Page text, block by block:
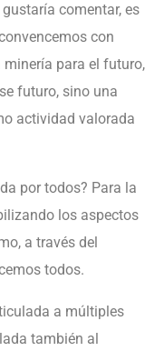
comentar, es
con
para el futuro,
futuro, sino una
actividad valorada
por todos? Para la
los aspectos
a través del
todos.
a múltiples
también al